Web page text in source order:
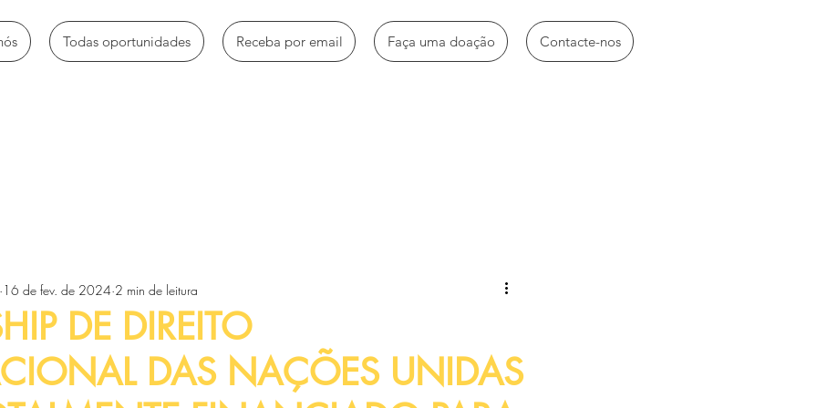
Todas oportunidades Receba por email Faça uma doação Contacte-nos
e trabalhos sociais
Artigos
DE DIREITO
DAS NAÇÕES UNIDAS
16 de fev. de 2024 2 min de leitura